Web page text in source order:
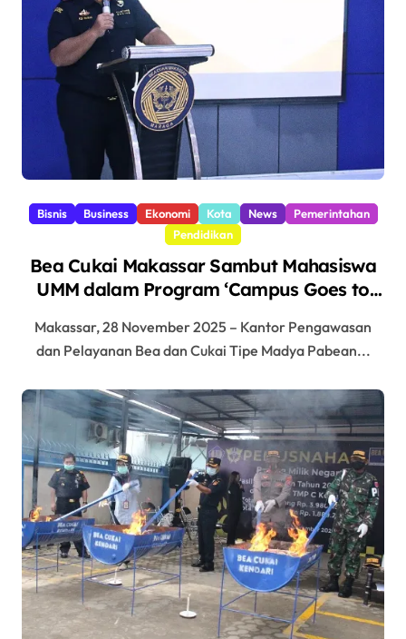
Bisnis Business Ekonomi Kota News
Pemerintahan
Pendidikan
Bea Cukai Makassar Sambut Mahasiswa
UMM dalam Program ‘Campus Goes to
Makassar, 28 November 2025 – Kantor Pengawasan
dan Pelayanan Bea dan Cukai Tipe Madya Pabean...